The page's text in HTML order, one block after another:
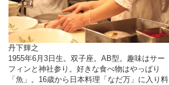
丹下輝之
1955年6月3日生。双子座。AB型。趣味はサー
フィンと神社参り。好きな食べ物はやっぱり
「魚」。16歳から日本料理「なだ万」に入り料